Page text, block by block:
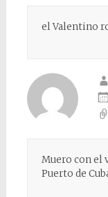
el Valentino
Muero con el
Puerto de